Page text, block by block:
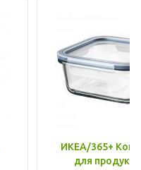
ИКЕА/365+
для